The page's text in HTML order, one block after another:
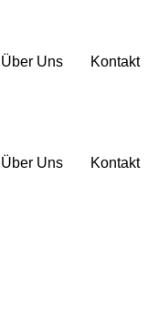
Über Uns Kontakt
Über Uns Kontakt